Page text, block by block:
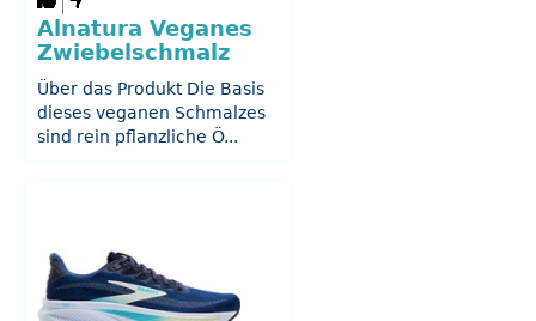
Alnatura Veganes
Zwiebelschmalz
Über das Produkt Die Basis
dieses veganen Schmalzes
sind rein pflanzliche Ö...